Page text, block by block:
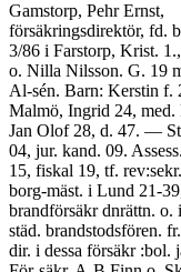
Gamstorp, Pehr Ernst,
försäkringsdirektör, fd.
3/86 i Farstorp, Krist.
o. Nilla Nilsson. G. 19
Al-sén. Barn: Kerstin f.
Malmö, Ingrid 24, med.
Jan Olof 28, d. 47. —
04, jur. kand. 09.
15, fiskal 19, tf.
borg-mäst. i Lund 21-
brandförsäkr dnrättn. o.
städ. brandstodsfören.
dir. i dessa försäkr :bol.